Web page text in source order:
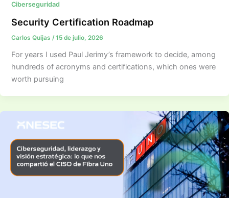
Ciberseguridad
Security Certification Roadmap
Carlos Quijas /15 de julio, 2026
For years I used Paul Jerimy’s framework to decide, among
hundreds of acronyms and certifications, which ones were
worth pursuing